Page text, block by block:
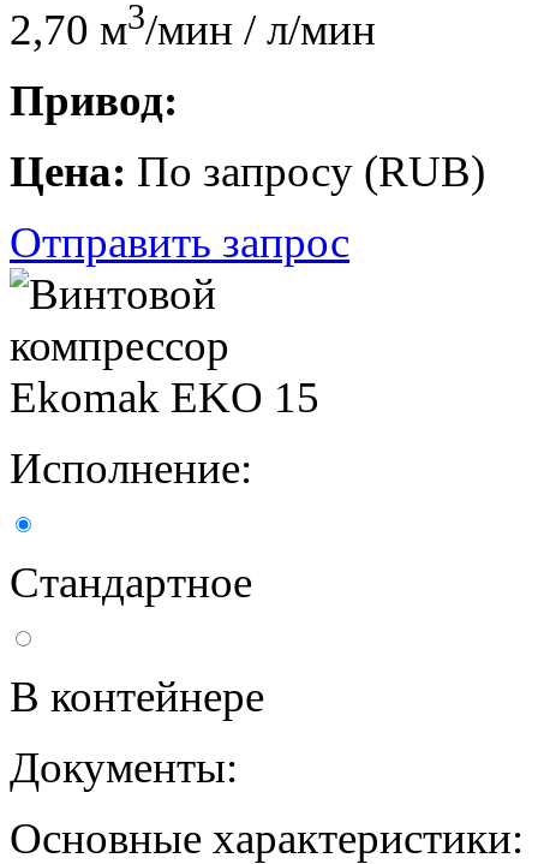
2,70 м3/мин / л/мин
Привод:
Цена: По запросу (RUB)
Отправить запрос
Исполнение:
Стандартное
В контейнере
Документы:
Основные характеристики: